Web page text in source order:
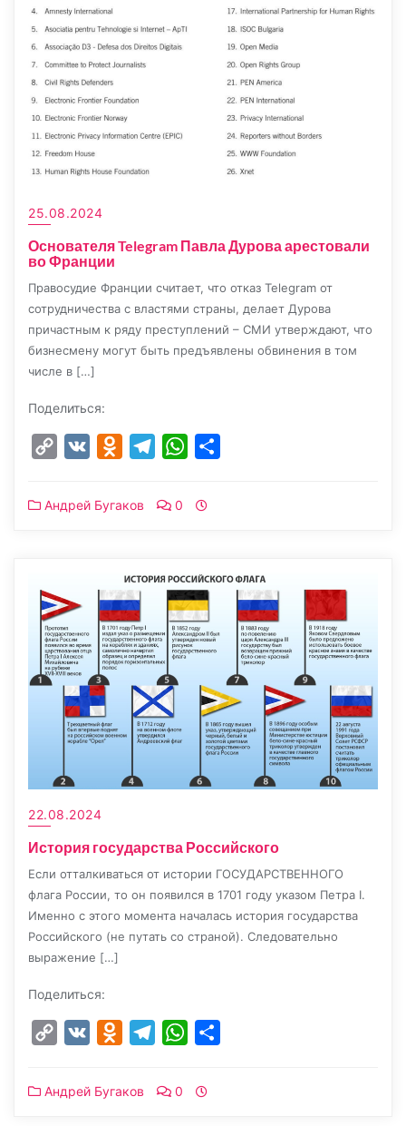
25.08.2024
Основателя Telegram Павла Дурова арестовали
во Франции
Правосудие Франции считает, что отказ Telegram от
сотрудничества с властями страны, делает Дурова
причастным к ряду преступлений – СМИ утверждают, что
бизнесмену могут быть предъявлены обвинения в том
числе в […]
Поделиться:
Copy
VK Odnoklassniki
TelegramWhatsApp
Андрей Бугаков 0
22.08.2024
История государства Российского
Если отталкиваться от истории ГОСУДАРСТВЕННОГО
флага России, то он появился в 1701 году указом Петра I.
Именно с этого момента началась история государства
Российского (не путать со страной). Следовательно
выражение […]
Поделиться:
Copy
VK Odnoklassniki
TelegramWhatsApp
Андрей Бугаков 0